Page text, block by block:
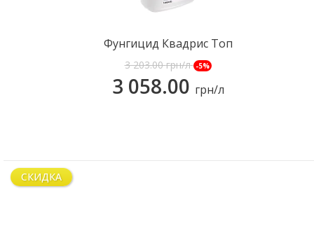
КУПИТЬ
Фунгицид Квадрис Топ
3 203.00грн/л -5%
3 058.00 грн/л
СКИДКА